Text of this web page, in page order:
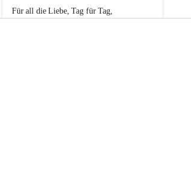
Für all die Liebe, Tag für Tag,